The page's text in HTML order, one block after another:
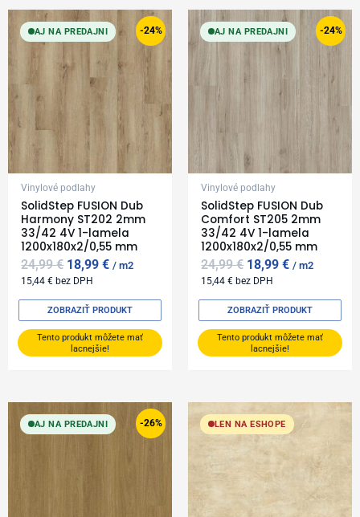
-24%
AJ NA PREDAJNI
Vinylové podlahy
SolidStep FUSION Dub
Harmony ST202 2mm
33/42 4V 1-lamela
1200x180x2/0,55 mm
24,99€
Original
price
was:
24,99 €.
18,99€
Current
price
is:
18,99 €.
m2
15,44€ bez DPH
Tento produkt môžete mať
lacnejšie!
ZOBRAZIŤ PRODUKT
-24%
AJ NA PREDAJNI
Vinylové podlahy
SolidStep FUSION Dub
Comfort ST205 2mm
33/42 4V 1-lamela
1200x180x2/0,55 mm
24,99€
Original
price
was:
24,99 €.
18,99€
Current
price
is:
18,99 €.
m2
15,44€ bez DPH
Tento produkt môžete mať
lacnejšie!
ZOBRAZIŤ PRODUKT
-26%
AJ NA PREDAJNI
Original
price
was:
Current
price
is:
LEN NA ESHOPE